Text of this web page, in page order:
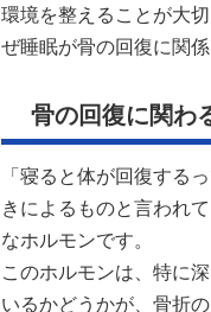
環境を整えることが大
ぜ睡眠が骨の回復に関
骨の回復に関わ
「寝ると体が回復する
きによるものと言われ
なホルモンです。
このホルモンは、特に
いるかどうかが、骨折